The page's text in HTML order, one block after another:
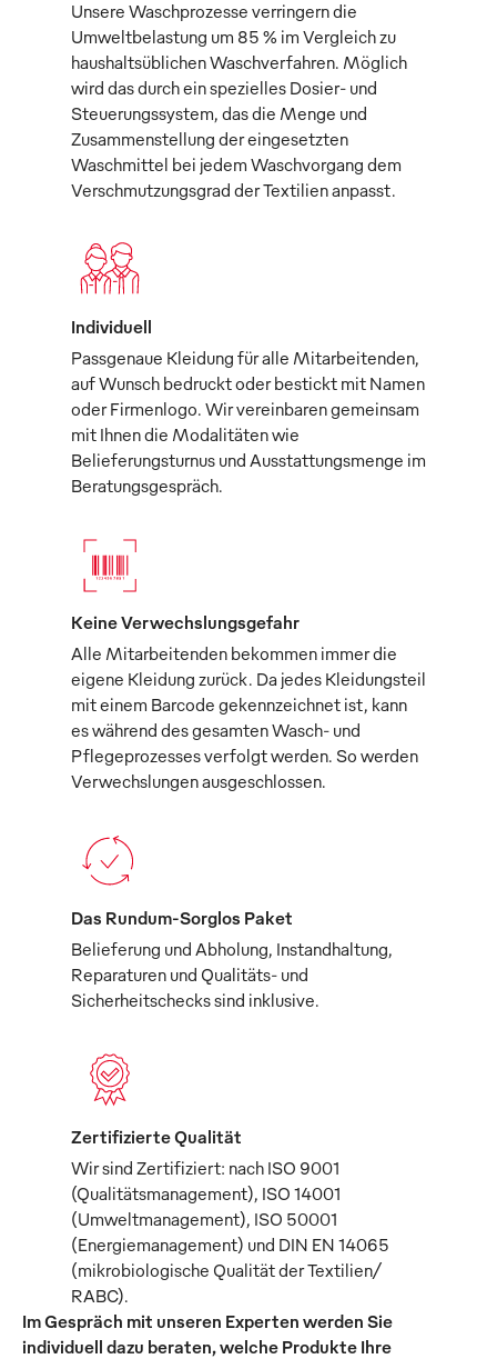
Unsere Waschprozesse verringern die
Umweltbelastung um 85 % im Vergleich zu
haushaltsüblichen Waschverfahren. Möglich
wird das durch ein spezielles Dosier- und
Steuerungssystem, das die Menge und
Zusammenstellung der eingesetzten
Waschmittel bei jedem Waschvorgang dem
Verschmutzungsgrad der Textilien anpasst.
Individuell
Passgenaue Kleidung für alle Mitarbeitenden,
auf Wunsch bedruckt oder bestickt mit Namen
oder Firmenlogo. Wir vereinbaren gemeinsam
mit Ihnen die Modalitäten wie
Belieferungsturnus und Ausstattungsmenge im
Beratungsgespräch.
Keine Verwechslungsgefahr
Alle Mitarbeitenden bekommen immer die
eigene Kleidung zurück. Da jedes Kleidungsteil
mit einem Barcode gekennzeichnet ist, kann
es während des gesamten Wasch- und
Pflegeprozesses verfolgt werden. So werden
Verwechslungen ausgeschlossen.
Das Rundum-Sorglos Paket
Belieferung und Abholung, Instandhaltung,
Reparaturen und Qualitäts- und
Sicherheitschecks sind inklusive.
Zertifizierte Qualität
Wir sind Zertifiziert: nach ISO 9001
(Qualitätsmanagement), ISO 14001
(Umweltmanagement), ISO 50001
(Energiemanagement) und DIN EN 14065
(mikrobiologische Qualität der Textilien/
RABC).
Im Gespräch mit unseren Experten werden Sie
individuell dazu beraten, welche Produkte Ihre